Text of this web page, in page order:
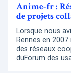
Anime-fr :
de projets
Lorsque nous
Rennes en
des réseaux
duForum des